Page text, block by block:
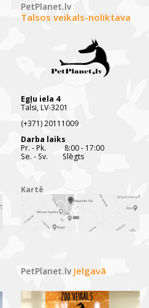
PetPlanet.lv
Talsos veikals-noliktava
Egļu iela 4
Talsi, LV-3201
(+371) 20111009
Darba laiks
Pr. - Pk. 8:00 - 17:00
Se. - Sv. Slēgts
Kartē
PetPlanet.lv Jelgavā